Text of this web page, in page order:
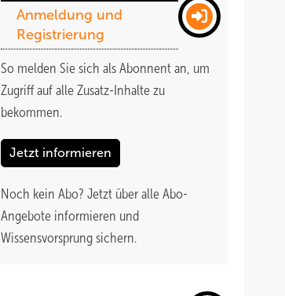
Anmeldung und
Registrierung
So melden Sie sich als Abonnent an, um
Zugriff auf alle Zusatz-Inhalte zu
bekommen.
Jetzt informieren
Noch kein Abo? Jetzt über alle Abo-
Angebote informieren und
Wissensvorsprung sichern.